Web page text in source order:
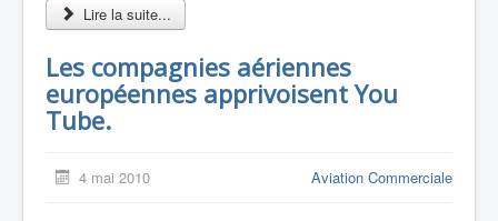
Lire la suite...
Les compagnies aériennes
européennes apprivoisent You
Tube.
4 mai 2010 Aviation Commerciale